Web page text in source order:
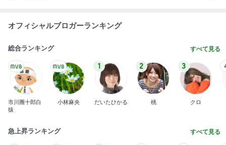
オフィシャルブロガーランキング
総合ランキング すべて見る
市川團十郎白
猿
小林麻央
1
だいたひかる
2
桃
3
クロ
急上昇ランキング すべて見る